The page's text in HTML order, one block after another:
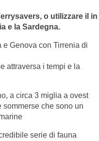
o utilizzare il in
e la Sardegna.
e Genova con Tirrenia di
attraversa i tempi e la
a circa 3 miglia a ovest
che sono un
serie di fauna